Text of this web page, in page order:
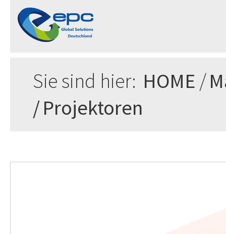
Sie sind hier: HOME /
/Projektoren